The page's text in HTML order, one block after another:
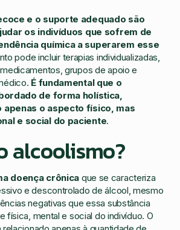
e o suporte adequado são
os indivíduos que sofrem de
química a superarem esse
pode incluir terapias individualizadas,
grupos de apoio e
É fundamental que o
de forma holística,
apenas o aspecto físico, mas
e social do paciente.
alcoolismo?
doença crônica que se caracteriza
e descontrolado de álcool, mesmo
negativas que essa substância
física, mental e social do indivíduo. O